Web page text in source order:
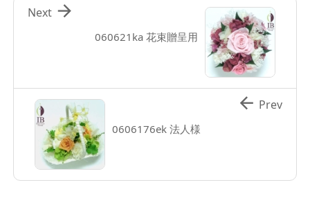
060621ka 花束贈呈用

Next
0606176ek 法人様
 Prev